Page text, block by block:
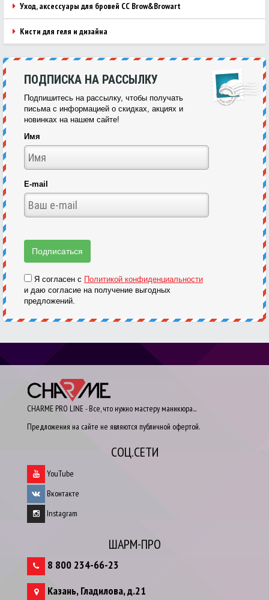
Уход, аксессуары для бровей CC Brow&Browart
Кисти для геля и дизайна
ПОДПИСКА НА РАССЫЛКУ
Подпишитесь на рассылку, чтобы получать
письма с информацией о скидках, акциях и
новинках на нашем сайте!
Имя
E-mail
Я согласен с Политикой конфиденциальности
и даю согласие на получение выгодных
предложений.
CHARME PRO LINE - Все, что нужно мастеру маникюра...
Предложения на сайте не являются публичной офертой.
СОЦ.СЕТИ
YouTube
Вконтакте
Instagram
ШАРМ-ПРО
8 800 234-66-23
Казань,Гладилова, д.21